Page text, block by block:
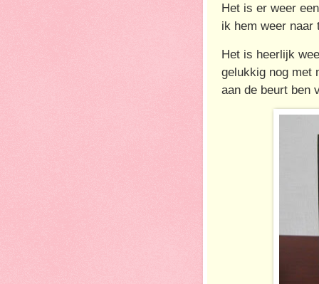
Het is er weer
ik hem weer naar
Het is heerlijk
gelukkig nog met
aan de beurt ben